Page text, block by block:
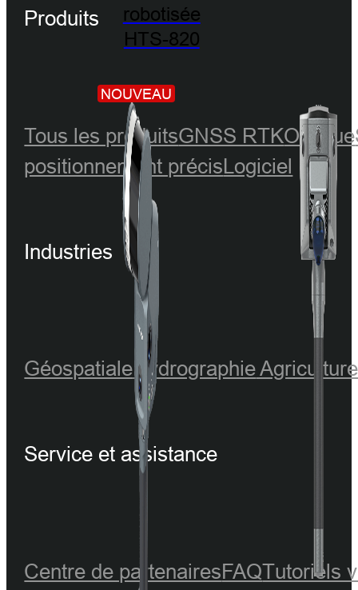
robotisée
HTS-820
NOUVEAU
Produits
Tous les produitsGNSS RTKOptique
positionnement précisLogiciel
Industries
Géospatiale HydrographieAgriculture
Service et assistance
Centre de partenairesFAQTutoriels